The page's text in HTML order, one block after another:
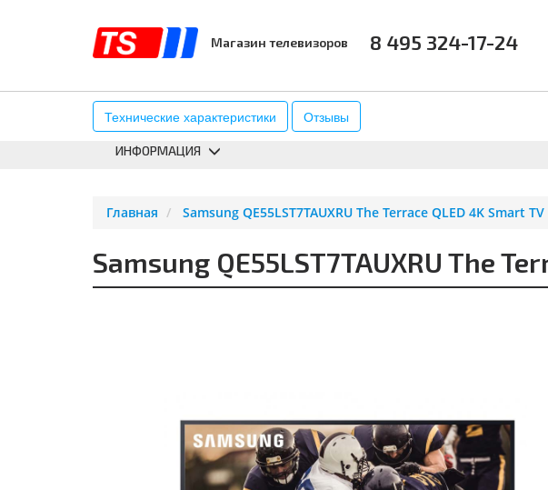
Магазин телевизоров 8 495 324-17-24
Технические характеристики Отзывы
КАТАЛОГ АКСЕССУАРЫ
ИНФОРМАЦИЯ
Главная Samsung QE55LST7TAUXRU The Terrace QLED 4K Smart TV
Samsung QE55LST7TAUXRU The